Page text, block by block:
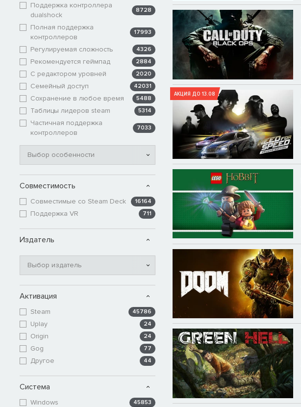
Поддержка контроллера
dualshock
8728
Полная поддержка
контроллеров
17993
Регулируемая сложность 4326
Рекомендуется геймпад 2884
С редактором уровней 2020
Семейный доступ 42031
Сохранение в любое время 5488
Таблицы лидеров steam 5314
Частичная поддержка
контроллеров
7033
Выбор особенности
Совместимость
Совместимые со Steam Deck 16164
Поддержка VR 711
Издатель
Выбор издатель
Активация
Steam 45786
Uplay 24
Origin 24
Gog 77
Другое 44
Система
Windows 45853
АКЦИЯ ДО 13.08